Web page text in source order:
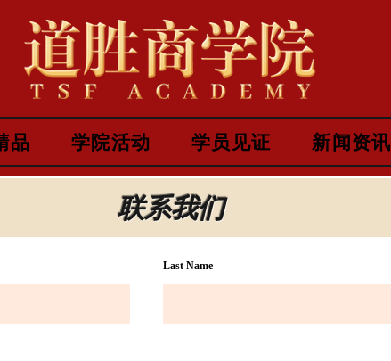
品 学院活动 学员见证 新闻资讯
联系我们
Last Name